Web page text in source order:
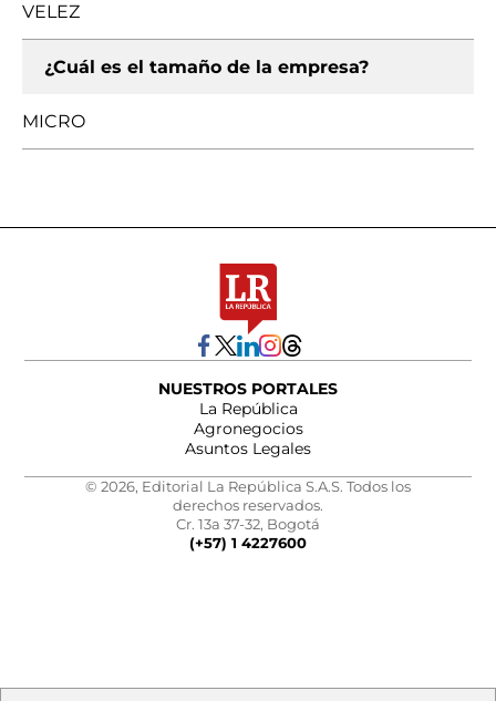
VELEZ
¿Cuál es el tamaño de la empresa?
MICRO
NUESTROS PORTALES
La República
Agronegocios
Asuntos Legales
© 2026, Editorial La República S.A.S. Todos los
derechos reservados.
Cr. 13a 37-32, Bogotá
(+57) 1 4227600